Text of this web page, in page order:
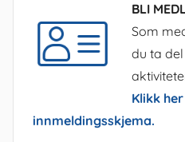
BLI
Som
du ta
Klikk
innmeldingsskjema.